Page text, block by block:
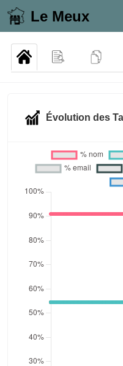
Le Meux
Évolution des